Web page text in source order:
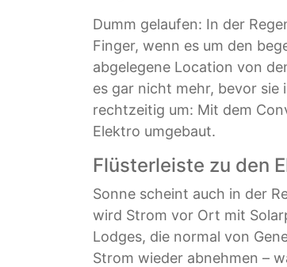
Dumm gelaufen: In der
Finger, wenn es um den
abgelegene Location von
es gar nicht mehr, bevor sie
rechtzeitig um: Mit dem
Elektro umgebaut.
Flüsterleiste zu den
Sonne scheint auch in der
wird Strom vor Ort mit
Lodges, die normal von
Strom wieder abnehmen –